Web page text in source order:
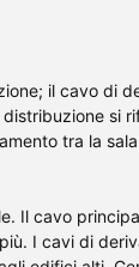
il cavo di
si
tra la
Il cavo
I cavi di